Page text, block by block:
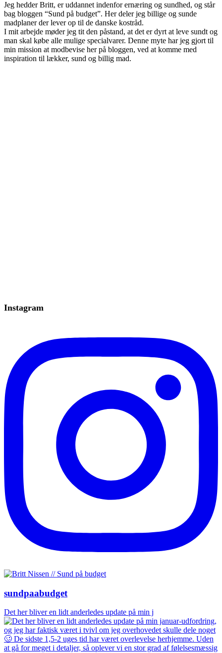
Jeg hedder Britt, er uddannet indenfor ernæring og sundhed, og står
bag bloggen “Sund på budget”. Her deler jeg billige og sunde
madplaner der lever op til de danske kostråd.
I mit arbejde møder jeg tit den påstand, at det er dyrt at leve sundt og
man skal købe alle mulige specialvarer. Denne myte har jeg gjort til
min mission at modbevise her på bloggen, ved at komme med
inspiration til lækker, sund og billig mad.
Instagram
sundpaabudget
Det her bliver en lidt anderledes update på min j